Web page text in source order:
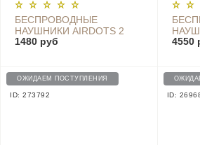
БЕСПРОВОДНЫЕ
НАУШНИКИ AIRDOTS 2
TRUE WIRELESS
1480 руб
2
4550
ОЖИДАЕМ ПОСТУПЛЕНИЯ
ID: 273792 ID: